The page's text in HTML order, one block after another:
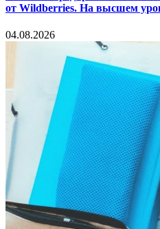
от Wildberries. На высшем
04.08.2026